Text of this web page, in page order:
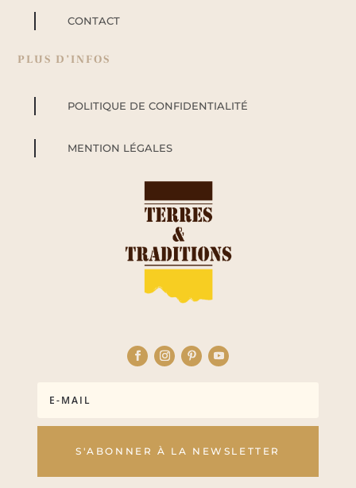
CONTACT
PLUS D’INFOS
POLITIQUE DE CONFIDENTIALITÉ
MENTION LÉGALES
S'ABONNER À LA NEWSLETTER